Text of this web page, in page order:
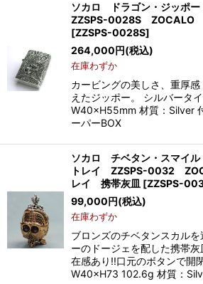
ソカロ ドラゴン・ジッポ
ZZSPS-0028S ZOCALO
[ZZSPS-0028S]
264,000円(税込)
在庫わずか
カービングの美しさ、重厚
えたジッポー。 シルバータ
W40×H55mm 材質：Silver
ーパーBOX
ソカロ チベタン・スマイル
トレイ ZZSPS-0032
レイ 携帯灰皿 [ZZSPS-
99,000円(税込)
在庫わずか
ブロンズのチベタンスカル
ーのドージェを配した携帯
在感あり!!口元のボタンで開
W40×H73 102.6g 材質：